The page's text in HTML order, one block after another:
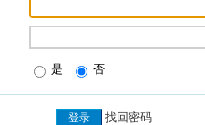
是 否
找回密码